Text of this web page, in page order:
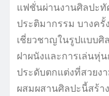
แฟชั่นผ่านงานศิลปะ
ประติมากรรม บางค
เชี่ยวชาญในรูปแบบศิ
ฝาผนังและการเล่นหุ่
ประดับตกแต่งที่สวยง
ผสมผสานศิลปะนี้สร้